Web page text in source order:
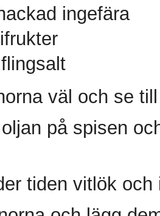
ingefära
väl och se
på spisen
tiden vitlök och